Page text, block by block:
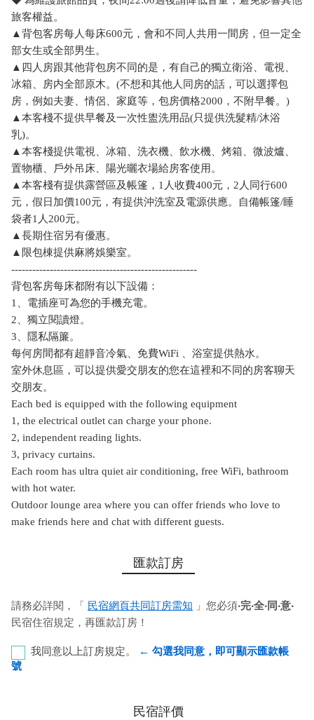
旅客權益。
▲背包客房每人每床600元，會和不同人共用一間房，但一定全
部女生或全部男生。
▲四人房跟其他背包房不同的是，有自己的獨立衛浴、電視、
冰箱、房内全部原木。(不想和其他人同房的話，可以選擇包
房，例如夫妻、情侶、家庭等，包房價格2000，不附早餐。)
▲本客棧不提供早餐及一次性盥洗用品(只提供洗髮精/沐浴
乳)。
▲本客棧提供電視、冰箱、洗衣機、飲水機、烤箱、微波爐、
置物櫃、戶外吊床、陽光曬衣場給房客使用。
▲本客棧有提供露營區及帳篷，1人收費400元，2人同行600
元，假日加價100元，有提供沖洗室及電源供應。自備帳篷/睡
袋者1人200元。
▲長期住宿另有優惠。
▲限包棟提供麻將娛樂室。
-----------------------------------------------------
背包客房每床都附有以下設備：
1、電插座可為您的手機充電。
2、獨立閱讀燈。
3、隱私隔簾。
每何房間都有超靜音冷氣、免費WiFi 、浴室提供熱水。
室外休息區，可以提供愛交朋友的您在這裡和不同的房客聊天
交朋友。
Each bed is equipped with the following equipment
1, the electrical outlet can charge your phone.
2, independent reading lights.
3, privacy curtains.
Each room has ultra quiet air conditioning, free WiFi, bathroom
with hot water.
Outdoor lounge area where you can offer friends who love to
make friends here and chat with different guests.
匯款訂房
請務必詳閱，「 民宿網頁共同訂房需知 」您必須‧完‧全‧同‧意‧
民宿住宿規定，再匯款訂房！
我同意以上訂房規定。
← 勾選我同意，即可顯示匯款帳
號
彰化銀行-恆春分行 代號：009 帳號：8348-51-049163-
民宿評價